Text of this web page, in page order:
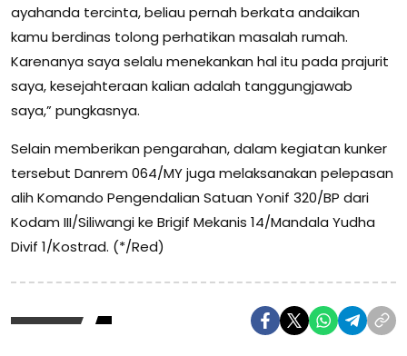
ayahanda tercinta, beliau pernah berkata andaikan
kamu berdinas tolong perhatikan masalah rumah.
Karenanya saya selalu menekankan hal itu pada prajurit
saya, kesejahteraan kalian adalah tanggungjawab
saya,” pungkasnya.
Selain memberikan pengarahan, dalam kegiatan kunker
tersebut Danrem 064/MY juga melaksanakan pelepasan
alih Komando Pengendalian Satuan Yonif 320/BP dari
Kodam III/Siliwangi ke Brigif Mekanis 14/Mandala Yudha
Divif 1/Kostrad. (*/Red)